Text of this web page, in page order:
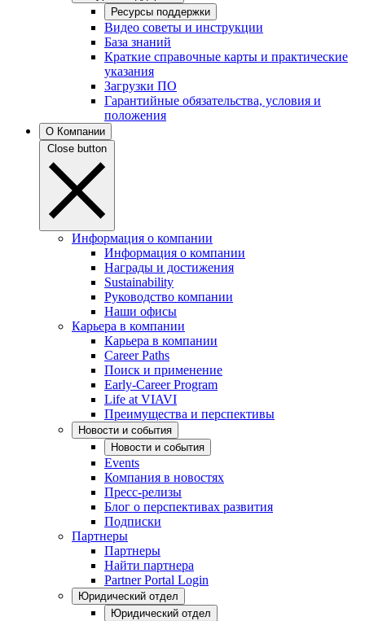
Ресурсы поддержки
Видео советы и инструкции
База знаний
Краткие справочные карты и практические
указания
Загрузки ПО
Гарантийные обязательства, условия и
положения
О Компании
Close button
Информация о компании
Информация о компании
Награды и достижения
Sustainability
Руководство компании
Наши офисы
Карьера в компании
Карьера в компании
Career Paths
Поиск и применение
Early-Career Program
Life at VIAVI
Преимущества и перспективы
Новости и события
Новости и события
Events
Компания в новостях
Пресс-релизы
Блог о перспективах развития
Подписки
Партнеры
Партнеры
Найти партнера
Partner Portal Login
Юридический отдел
Юридический отдел